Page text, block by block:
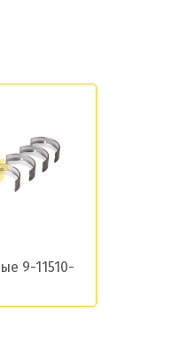
9-11510-